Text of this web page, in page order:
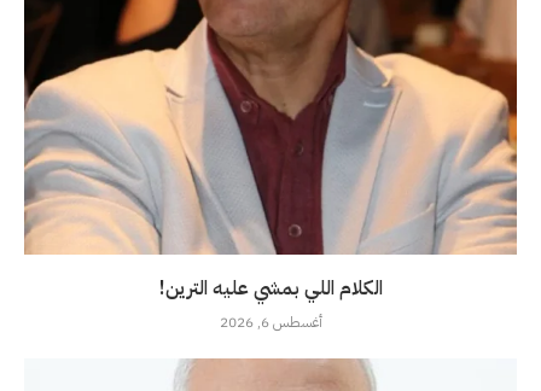
الكلام اللي بمشي عليه الترين!
أغسطس 6, 2026